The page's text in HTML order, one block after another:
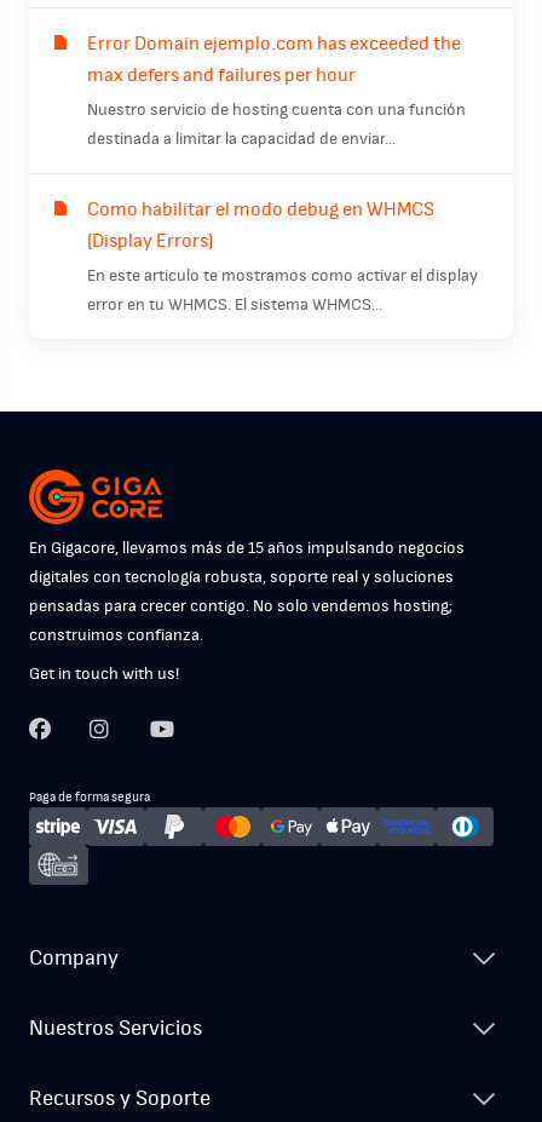
Error Domain ejemplo.com has exceeded the
max defers and failures per hour
Nuestro servicio de hosting cuenta con una función
destinada a limitar la capacidad de enviar...
Como habilitar el modo debug en WHMCS
(Display Errors)
En este articulo te mostramos como activar el display
error en tu WHMCS. El sistema WHMCS...
En Gigacore, llevamos más de 15 años impulsando negocios
digitales con tecnología robusta, soporte real y soluciones
pensadas para crecer contigo. No solo vendemos hosting;
construimos confianza.
Get in touch with us!
Paga de forma segura
Company
Nuestros Servicios
Recursos y Soporte